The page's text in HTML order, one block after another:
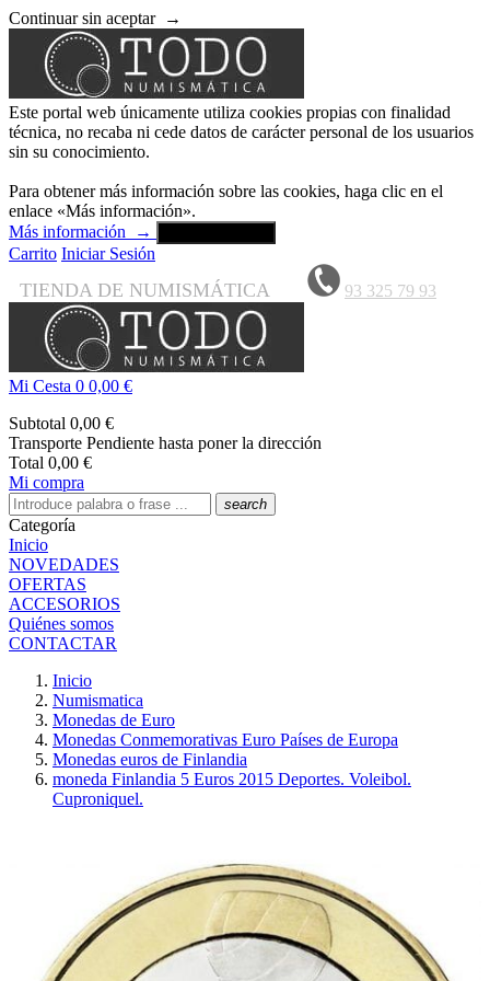
Continuar sin aceptar →
Este portal web únicamente utiliza cookies propias con finalidad
técnica, no recaba ni cede datos de carácter personal de los usuarios
sin su conocimiento.
Para obtener más información sobre las cookies, haga clic en el
enlace «Más información».
Más información
→
Carrito Iniciar Sesión
TIENDA DE NUMISMÁTICA 93 325 79 93
Mi Cesta 0 0,00 €
Subtotal 0,00 €
Transporte Pendiente hasta poner la dirección
Total 0,00 €
Mi compra
search
Categoría
Inicio
NOVEDADES
OFERTAS
ACCESORIOS
Quiénes somos
CONTACTAR
Inicio
Numismatica
Monedas de Euro
Monedas Conmemorativas Euro Países de Europa
Monedas euros de Finlandia
moneda Finlandia 5 Euros 2015 Deportes. Voleibol.
Cuproniquel.